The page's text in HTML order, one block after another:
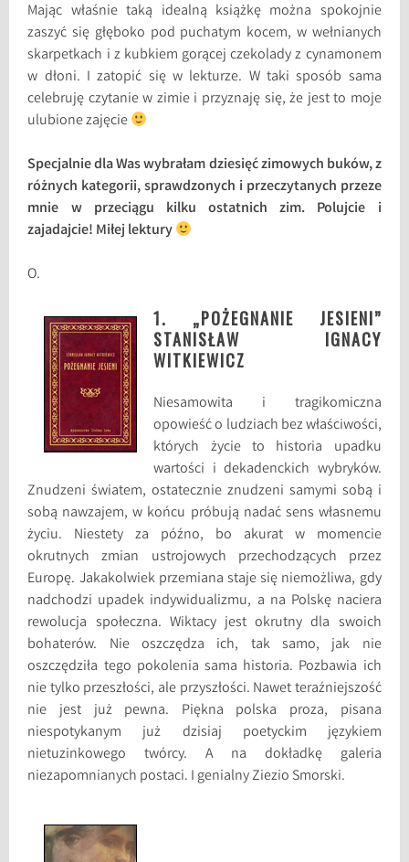
Mając właśnie taką idealną książkę można spokojnie
zaszyć się głęboko pod puchatym kocem, w wełnianych
skarpetkach i z kubkiem gorącej czekolady z cynamonem
w dłoni. I zatopić się w lekturze. W taki sposób sama
celebruję czytanie w zimie i przyznaję się, że jest to moje
ulubione zajęcie
Specjalnie dla Was wybrałam dziesięć zimowych buków, z
różnych kategorii, sprawdzonych i przeczytanych przeze
mnie w przeciągu kilku ostatnich zim. Polujcie i
zajadajcie! Miłej lektury
O.
1. „POŻEGNANIE JESIENI”
STANISŁAW IGNACY
WITKIEWICZ
Niesamowita i tragikomiczna
opowieść o ludziach bez właściwości,
których życie to historia upadku
wartości i dekadenckich wybryków.
Znudzeni światem, ostatecznie znudzeni samymi sobą i
sobą nawzajem, w końcu próbują nadać sens własnemu
życiu. Niestety za późno, bo akurat w momencie
okrutnych zmian ustrojowych przechodzących przez
Europę. Jakakolwiek przemiana staje się niemożliwa, gdy
nadchodzi upadek indywidualizmu, a na Polskę naciera
rewolucja społeczna. Wiktacy jest okrutny dla swoich
bohaterów. Nie oszczędza ich, tak samo, jak nie
oszczędziła tego pokolenia sama historia. Pozbawia ich
nie tylko przeszłości, ale przyszłości. Nawet teraźniejszość
nie jest już pewna. Piękna polska proza, pisana
niespotykanym już dzisiaj poetyckim językiem
nietuzinkowego twórcy. A na dokładkę galeria
niezapomnianych postaci. I genialny Ziezio Smorski.